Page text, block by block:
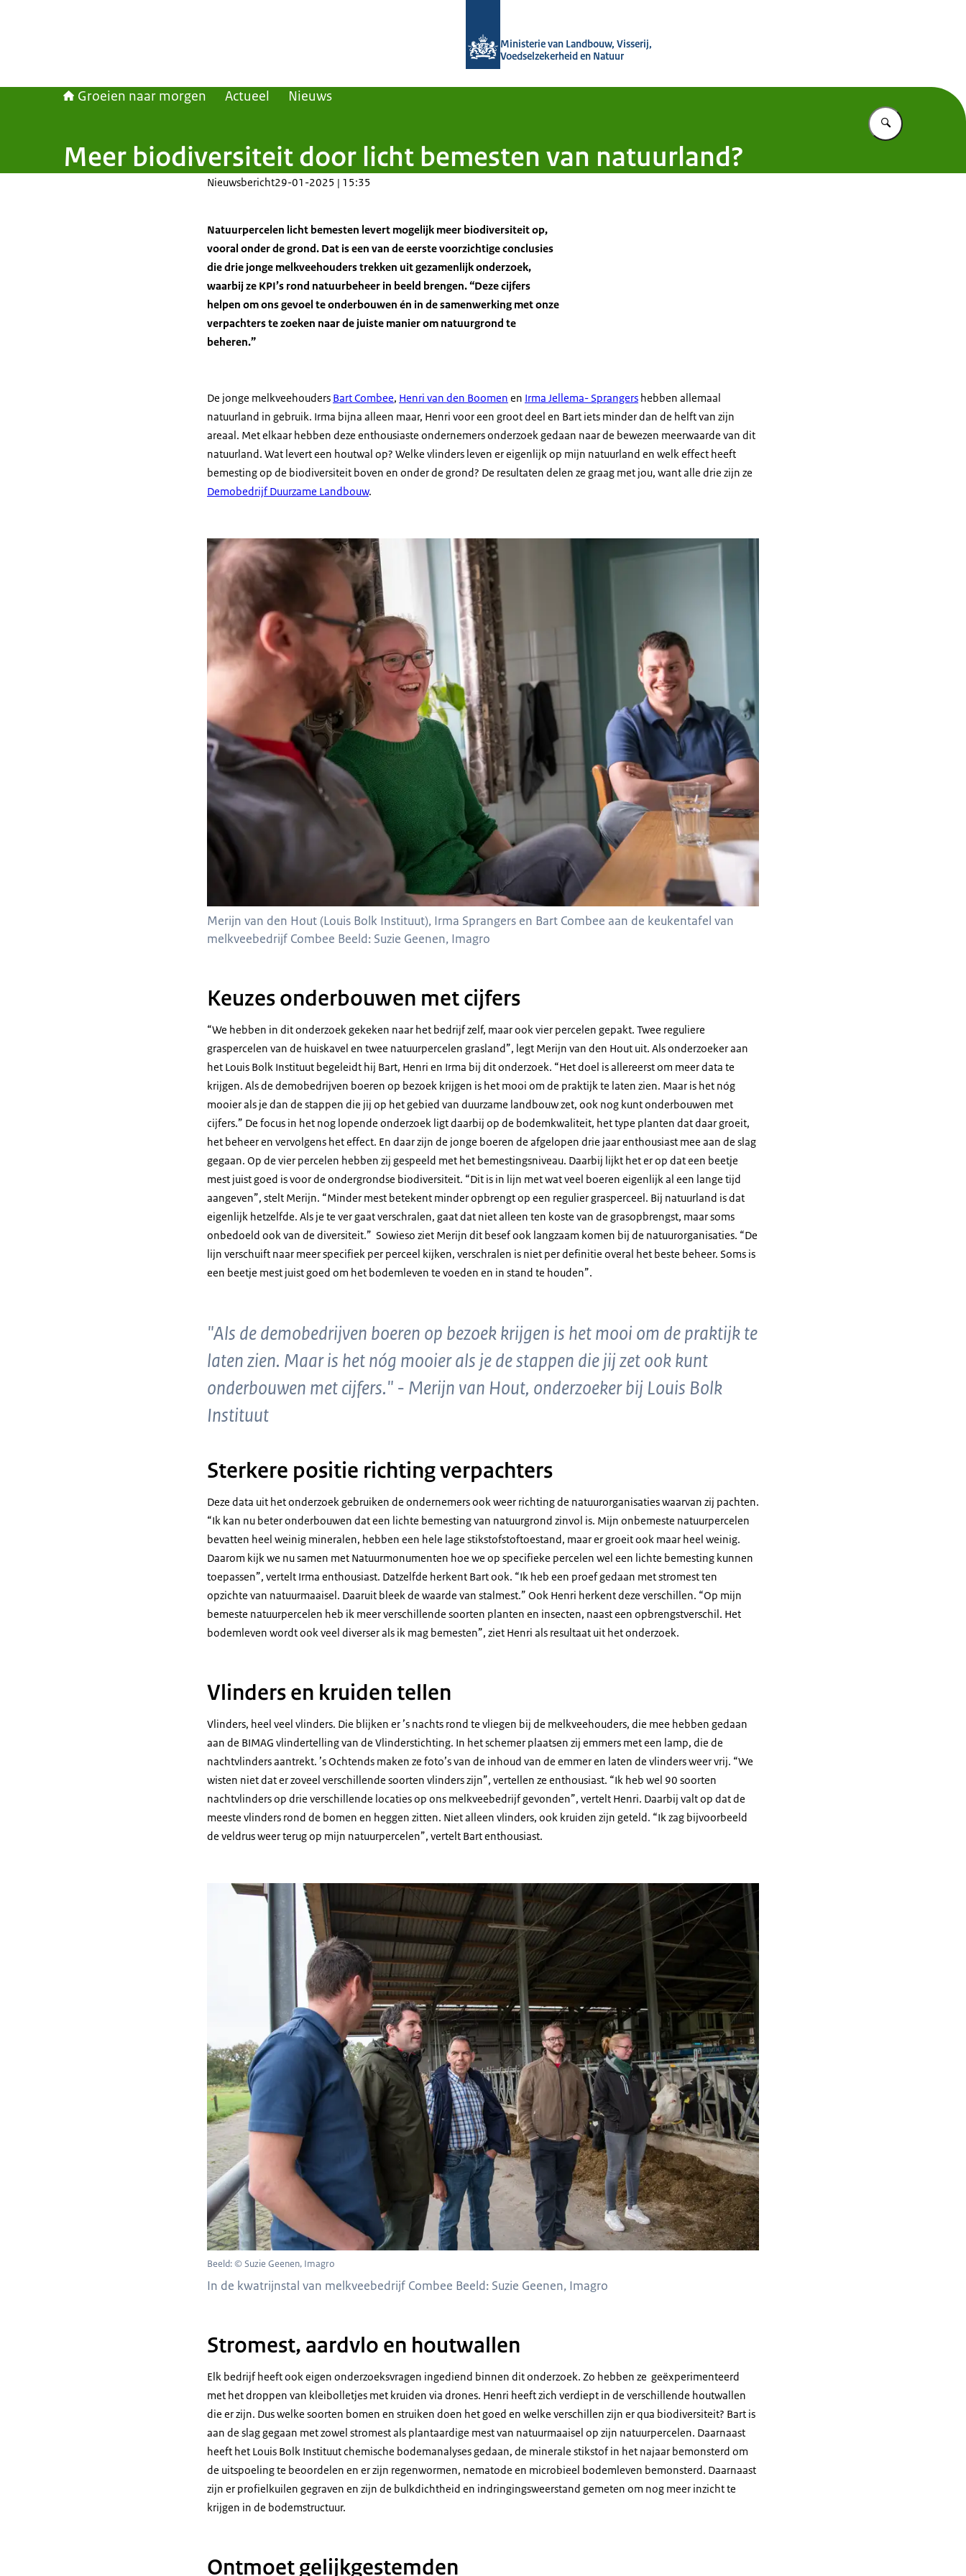
Ministerie van Landbouw, Visserij,
Voedselzekerheid en Natuur
Groeien naar morgen Actueel Nieuws
Vul in wat u
Meer biodiversiteit door licht bemesten van natuurland?
Nieuwsbericht29-01-2025 | 15:35
Natuurpercelen licht bemesten levert mogelijk meer biodiversiteit op,
vooral onder de grond. Dat is een van de eerste voorzichtige conclusies
die drie jonge melkveehouders trekken uit gezamenlijk onderzoek,
waarbij ze KPI’s rond natuurbeheer in beeld brengen. “Deze cijfers
helpen om ons gevoel te onderbouwen én in de samenwerking met onze
verpachters te zoeken naar de juiste manier om natuurgrond te
beheren.”
De jonge melkveehouders Bart Combee, Henri van den Boomen en Irma Jellema- Sprangers hebben allemaal
natuurland in gebruik. Irma bijna alleen maar, Henri voor een groot deel en Bart iets minder dan de helft van zijn
areaal. Met elkaar hebben deze enthousiaste ondernemers onderzoek gedaan naar de bewezen meerwaarde van dit
natuurland. Wat levert een houtwal op? Welke vlinders leven er eigenlijk op mijn natuurland en welk effect heeft
bemesting op de biodiversiteit boven en onder de grond? De resultaten delen ze graag met jou, want alle drie zijn ze
Demobedrijf Duurzame Landbouw.
Merijn van den Hout (Louis Bolk Instituut), Irma Sprangers en Bart Combee aan de keukentafel van
melkveebedrijf Combee Beeld: Suzie Geenen, Imagro
Keuzes onderbouwen met cijfers
“We hebben in dit onderzoek gekeken naar het bedrijf zelf, maar ook vier percelen gepakt. Twee reguliere
graspercelen van de huiskavel en twee natuurpercelen grasland”, legt Merijn van den Hout uit. Als onderzoeker aan
het Louis Bolk Instituut begeleidt hij Bart, Henri en Irma bij dit onderzoek. “Het doel is allereerst om meer data te
krijgen. Als de demobedrijven boeren op bezoek krijgen is het mooi om de praktijk te laten zien. Maar is het nóg
mooier als je dan de stappen die jij op het gebied van duurzame landbouw zet, ook nog kunt onderbouwen met
cijfers.” De focus in het nog lopende onderzoek ligt daarbij op de bodemkwaliteit, het type planten dat daar groeit,
het beheer en vervolgens het effect. En daar zijn de jonge boeren de afgelopen drie jaar enthousiast mee aan de slag
gegaan. Op de vier percelen hebben zij gespeeld met het bemestingsniveau. Daarbij lijkt het er op dat een beetje
mest juist goed is voor de ondergrondse biodiversiteit. “Dit is in lijn met wat veel boeren eigenlijk al een lange tijd
aangeven”, stelt Merijn. “Minder mest betekent minder opbrengt op een regulier grasperceel. Bij natuurland is dat
eigenlijk hetzelfde. Als je te ver gaat verschralen, gaat dat niet alleen ten koste van de grasopbrengst, maar soms
onbedoeld ook van de diversiteit.” Sowieso ziet Merijn dit besef ook langzaam komen bij de natuurorganisaties. “De
lijn verschuift naar meer specifiek per perceel kijken, verschralen is niet per definitie overal het beste beheer. Soms is
een beetje mest juist goed om het bodemleven te voeden en in stand te houden”.
"Als de demobedrijven boeren op bezoek krijgen is het mooi om de praktijk te
laten zien. Maar is het nóg mooier als je de stappen die jij zet ook kunt
onderbouwen met cijfers." - Merijn van Hout, onderzoeker bij Louis Bolk
Instituut
Sterkere positie richting verpachters
Deze data uit het onderzoek gebruiken de ondernemers ook weer richting de natuurorganisaties waarvan zij pachten.
“Ik kan nu beter onderbouwen dat een lichte bemesting van natuurgrond zinvol is. Mijn onbemeste natuurpercelen
bevatten heel weinig mineralen, hebben een hele lage stikstofstoftoestand, maar er groeit ook maar heel weinig.
Daarom kijk we nu samen met Natuurmonumenten hoe we op specifieke percelen wel een lichte bemesting kunnen
toepassen”, vertelt Irma enthousiast. Datzelfde herkent Bart ook. “Ik heb een proef gedaan met stromest ten
opzichte van natuurmaaisel. Daaruit bleek de waarde van stalmest.” Ook Henri herkent deze verschillen. “Op mijn
bemeste natuurpercelen heb ik meer verschillende soorten planten en insecten, naast een opbrengstverschil. Het
bodemleven wordt ook veel diverser als ik mag bemesten”, ziet Henri als resultaat uit het onderzoek.
Vlinders en kruiden tellen
Vlinders, heel veel vlinders. Die blijken er ’s nachts rond te vliegen bij de melkveehouders, die mee hebben gedaan
aan de BIMAG vlindertelling van de Vlinderstichting. In het schemer plaatsen zij emmers met een lamp, die de
nachtvlinders aantrekt. ’s Ochtends maken ze foto’s van de inhoud van de emmer en laten de vlinders weer vrij. “We
wisten niet dat er zoveel verschillende soorten vlinders zijn”, vertellen ze enthousiast. “Ik heb wel 90 soorten
nachtvlinders op drie verschillende locaties op ons melkveebedrijf gevonden”, vertelt Henri. Daarbij valt op dat de
meeste vlinders rond de bomen en heggen zitten. Niet alleen vlinders, ook kruiden zijn geteld. “Ik zag bijvoorbeeld
de veldrus weer terug op mijn natuurpercelen”, vertelt Bart enthousiast.
Beeld: © Suzie Geenen, Imagro
In de kwatrijnstal van melkveebedrijf Combee Beeld: Suzie Geenen, Imagro
Stromest, aardvlo en houtwallen
Elk bedrijf heeft ook eigen onderzoeksvragen ingediend binnen dit onderzoek. Zo hebben ze geëxperimenteerd
met het droppen van kleibolletjes met kruiden via drones. Henri heeft zich verdiept in de verschillende houtwallen
die er zijn. Dus welke soorten bomen en struiken doen het goed en welke verschillen zijn er qua biodiversiteit? Bart is
aan de slag gegaan met zowel stromest als plantaardige mest van natuurmaaisel op zijn natuurpercelen. Daarnaast
heeft het Louis Bolk Instituut chemische bodemanalyses gedaan, de minerale stikstof in het najaar bemonsterd om
de uitspoeling te beoordelen en er zijn regenwormen, nematode en microbieel bodemleven bemonsterd. Daarnaast
zijn er profielkuilen gegraven en zijn de bulkdichtheid en indringingsweerstand gemeten om nog meer inzicht te
krijgen in de bodemstructuur.
Ontmoet gelijkgestemden